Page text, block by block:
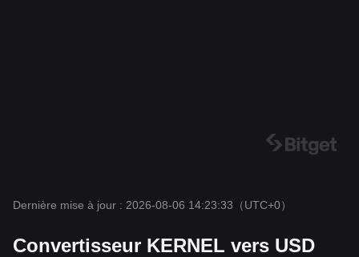
Dernière mise à jour : 2026-08-06 14:23:33 （UTC+0）
Convertisseur KERNEL vers USD